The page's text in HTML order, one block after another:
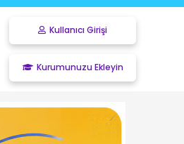
Kullanıcı Girişi
Kurumunuzu Ekleyin